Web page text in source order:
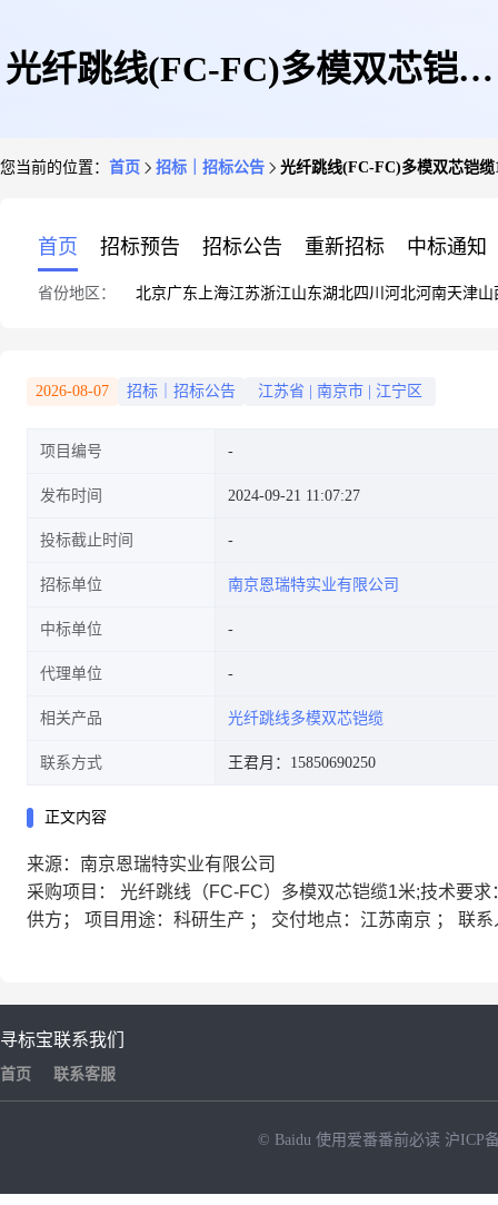
光纤跳线(FC-FC)多模双芯铠缆
您当前的位置： 首页 招标｜招标公告 光纤跳线(FC-FC)多模双芯铠缆
首页 招标预告 招标公告 重新招标 中标通知
省份地区： 北京广东 上海江苏浙江山东湖北四川 河北河南天津山
2026-08-07 招标｜招标公告 江苏省 南京市 江宁区
项目编号
发布时间 2024-09-21 11:07:27
投标截止时间
招标单位 南京恩瑞特实业有限公司
中标单位
代理单位
相关产品 光纤跳线多模双芯铠缆
联系方式 王君月：15850690250
正文内容
来源：南京恩瑞特实业有限公司
采购项目： 光纤跳线（FC-FC）多模双芯铠缆1米;技术要
供方； 项目用途：科研生产 ； 交付地点：江苏南京 ； 联
寻标宝
首页
联系我们
联系客服
© Baidu 使用爱番番前必读 沪ICP